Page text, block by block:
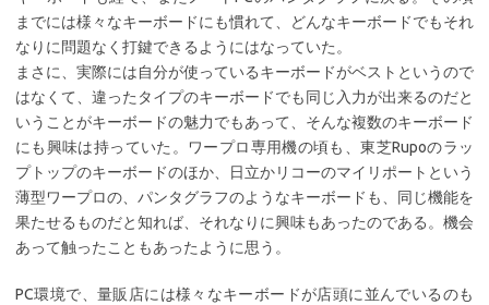
までには様々なキーボードにも慣れて、どんなキーボードでもそれ
なりに問題なく打鍵できるようにはなっていた。
まさに、実際には自分が使っているキーボードがベストというので
はなくて、違ったタイプのキーボードでも同じ入力が出来るのだと
いうことがキーボードの魅力でもあって、そんな複数のキーボード
にも興味は持っていた。ワープロ専用機の頃も、東芝Rupoのラッ
プトップのキーボードのほか、日立かリコーのマイリポートという
薄型ワープロの、パンタグラフのようなキーボードも、同じ機能を
果たせるものだと知れば、それなりに興味もあったのである。機会
あって触ったこともあったように思う。
PC環境で、量販店には様々なキーボードが店頭に並んでいるのも